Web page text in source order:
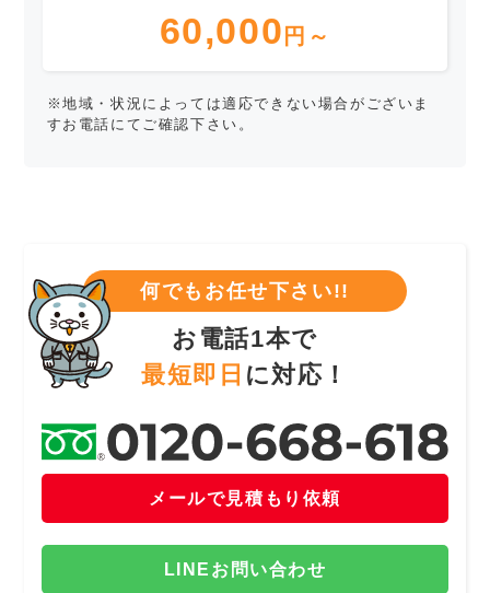
60,000 円～
※地域・状況によっては適応できない場合がございま
すお電話にてご確認下さい。
何でもお任せ下さい!!
お電話1本で
最短即日 に対応！
メールで見積もり依頼
LINEお問い合わせ